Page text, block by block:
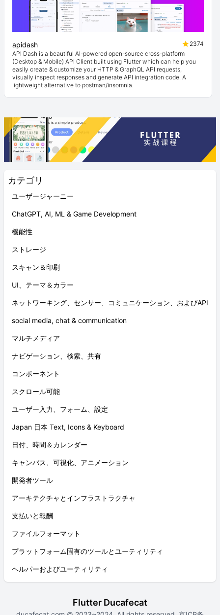
カテゴリ
ユーザージャーニー
ChatGPT, AI, ML & Game Development
機能性
ストレージ
スキャン＆印刷
UI、テーマ＆カラー
ネットワーキング、センサー、コミュニケーション、およびAPI
social media, chat & communication
マルチメディア
ナビゲーション、検索、共有
コンポーネント
スクロール可能
ユーザー入力、フォーム、設定
Japan 日本 Text, Icons & Keyboard
日付、時間＆カレンダー
キャンバス、可視化、アニメーション
開発者ツール
アーキテクチャとインフラストラクチャ
支払いと報酬
ファイルフォーマット
プラットフォーム固有のツールとユーティリティ
ヘルパーおよびユーティリティ
apidash
2374
API Dash is a beautiful AI-powered open-source cross-platform
(Desktop & Mobile) API Client built using Flutter which can help you
easily create & customize your HTTP & GraphQL API requests,
visually inspect responses and generate API integration code. A
lightweight alternative to postman/insomnia.
Flutter Ducafecat